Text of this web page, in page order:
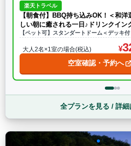
楽天トラベル
【朝食付】BBQ持ち込みOK！＜和洋
しい朝に癒される一日♪ドリンクイン
【ペット可】スタンダートドーム＜デッキ
大人2名×1室の場合(税込)
空室確認・予約へ
全プランを見る / 詳細